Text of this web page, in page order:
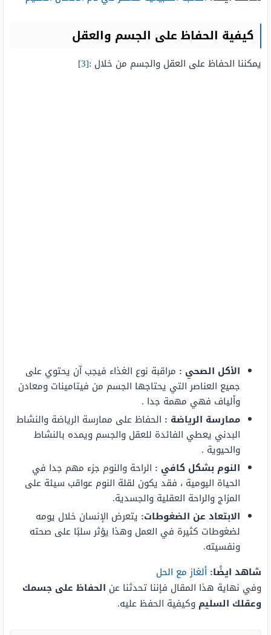
كيفية الحفاظ على الجسم والعقل
يمكننا الحفاظ على العقل والجسم من خلال :[3]
الأكل الصحي : مراقبة نوع الغذاء فيجب آن يحتوي على
جميع العناصر التي يحتاجها الجسم من فيتامينات ومعادن
وألياف فهي مهمة جدا .
ممارسة الرياضة : الحفاظ على ممارسة الرياضة والنشاط
البدني يعطي الفائدة للعقل والجسم ويمده بالنشاط
والحيوية .
النوم بشكل كافي : الراحة والنوم جزء مهم جدا في
الحياة اليومية ، فقد يكون لقلة النوم عواقب سيئة على
المزاج والراحة العقلية والجسدية.
الابتعاد عن الضغوطات: يتعرض الإنسان خلال يومه
لضغوطات كثيرة في العمل وهذا يؤثر سلبًا على صحته
ونفسيته.
شاهد ايضًا: ألغاز مع الحل
وفي نهاية هذا المقال فإننا تحدثنا عن الحفاظ على جسمك
وعقلك السليم وكيفية الحفظ عليه.